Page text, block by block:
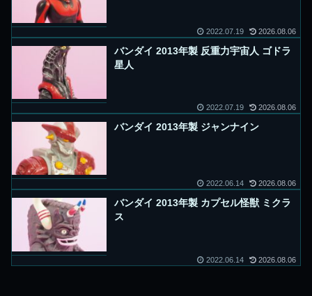
2022.07.19 2026.08.06
バンダイ 2013年製 反重力宇宙人 ゴドラ
星人
2022.07.19 2026.08.06
バンダイ 2013年製 ジャンナイン
2022.06.14 2026.08.06
バンダイ 2013年製 カプセル怪獣 ミクラ
ス
2022.06.14 2026.08.06